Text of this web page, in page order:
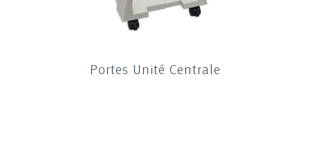
Portes Unité Centrale